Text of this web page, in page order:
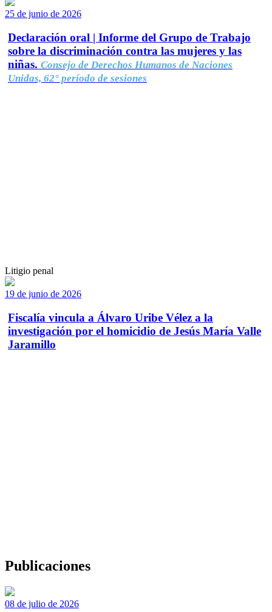
25 de junio de 2026
Declaración oral | Informe del Grupo de Trabajo
sobre la discriminación contra las mujeres y las
niñas. Consejo de Derechos Humanos de Naciones
Unidas, 62° período de sesiones
Litigio penal
19 de junio de 2026
Fiscalía vincula a Álvaro Uribe Vélez a la
investigación por el homicidio de Jesús María Valle
Jaramillo
Publicaciones
08 de julio de 2026